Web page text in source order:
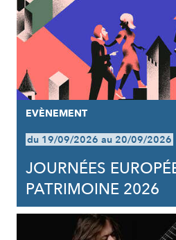
EVÈNEMENT
du 19/09/2026 au 20/09/2026
JOURNÉES
PATRIMOINE 2026